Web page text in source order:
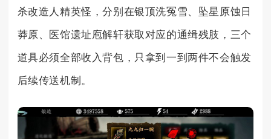
杀改造人精英怪，分别在银顶洗冤雪、坠星原蚀日
莽原、医馆遗址庖解轩获取对应的通缉残肢，三个
道具必须全部收入背包，只拿到一到两件不会触发
后续传送机制。